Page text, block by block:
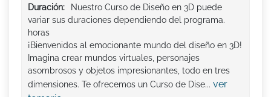
Duración:
Nuestro Curso de Diseño en 3D puede
variar sus duraciones dependiendo del programa.
horas
¡Bienvenidos al emocionante mundo del diseño en 3D!
Imagina crear mundos virtuales, personajes
asombrosos y objetos impresionantes, todo en tres
dimensiones. Te ofrecemos un Curso de Dise... ver